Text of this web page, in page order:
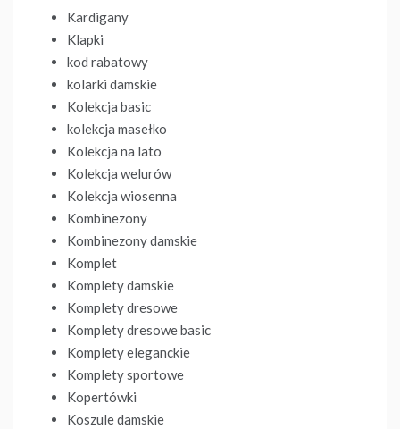
Kardigany
Klapki
kod rabatowy
kolarki damskie
Kolekcja basic
kolekcja masełko
Kolekcja na lato
Kolekcja welurów
Kolekcja wiosenna
Kombinezony
Kombinezony damskie
Komplet
Komplety damskie
Komplety dresowe
Komplety dresowe basic
Komplety eleganckie
Komplety sportowe
Kopertówki
Koszule damskie